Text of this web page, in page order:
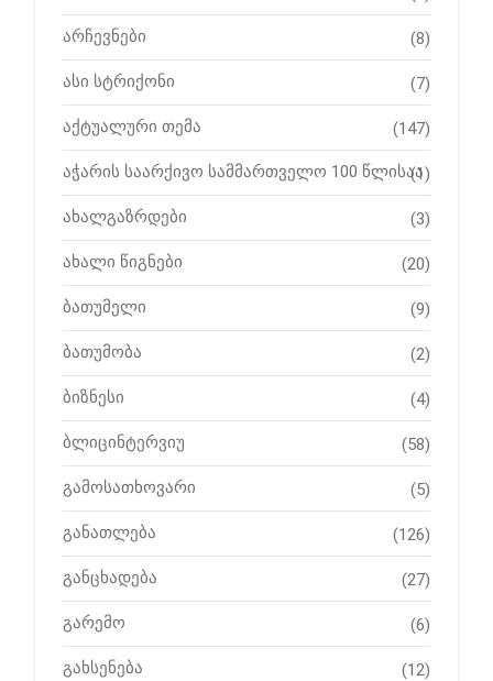
არჩევნები (8)
ასი სტრიქონი (7)
აქტუალური თემა (147)
აჭარის საარქივო სამმართველო 100 წლისაა
(1)
ახალგაზრდები (3)
ახალი წიგნები (20)
ბათუმელი (9)
ბათუმობა (2)
ბიზნესი (4)
ბლიცინტერვიუ (58)
გამოსათხოვარი (5)
განათლება (126)
განცხადება (27)
გარემო (6)
გახსენება (12)